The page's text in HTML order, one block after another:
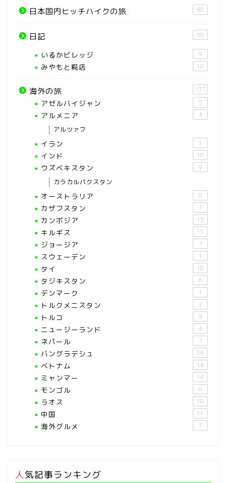
日本国内ヒッチハイクの旅 98
日記 50
いるかビレッジ 9
みやもと糀店 18
海外の旅 177
アゼルバイジャン 5
アルメニア 3
アルツァフ
イラン 1
インド 18
ウズベキスタン 9
カラカルパクスタン
オーストラリア 8
カザフスタン 7
カンボジア 15
キルギス 15
ジョージア 7
スウェーデン 1
タイ 18
タジキスタン 6
デンマーク 1
トルクメニスタン 2
トルコ 9
ニュージーランド 4
ネパール 7
バングラデシュ 14
ベトナム 14
ミャンマー 14
モンゴル 8
ラオス 18
中国 11
海外グルメ 7
人気記事ランキング